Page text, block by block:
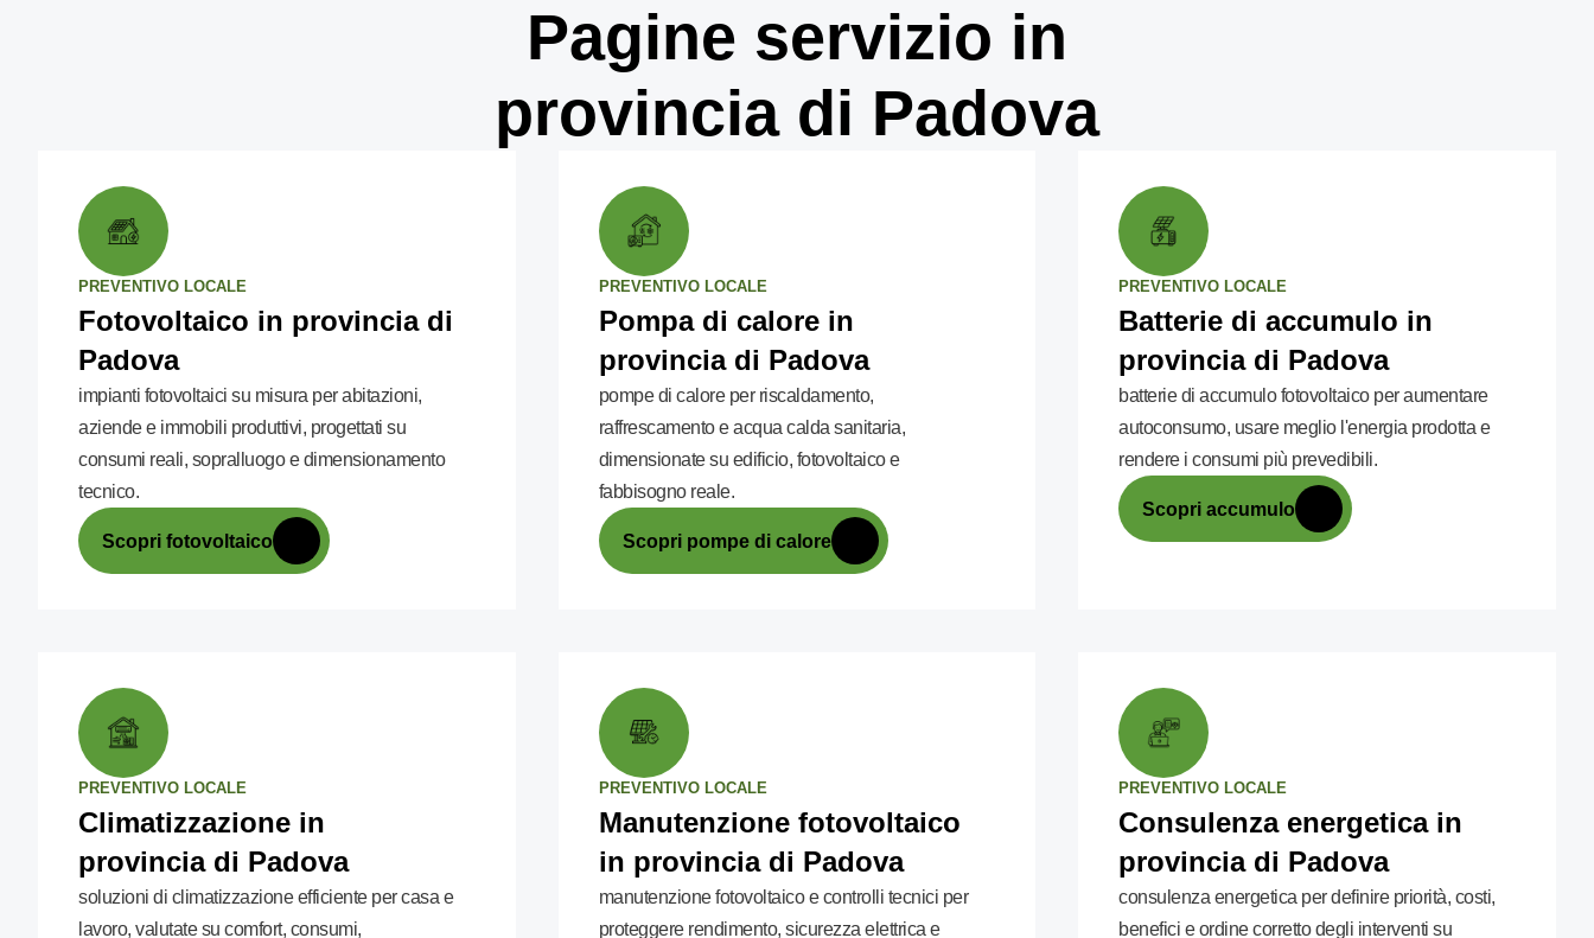
Pagine servizio in
provincia di Padova
PREVENTIVO LOCALE
Fotovoltaico in provincia di
Padova
impianti fotovoltaici su misura per abitazioni,
aziende e immobili produttivi, progettati su
consumi reali, sopralluogo e dimensionamento
tecnico.
Scopri fotovoltaico
PREVENTIVO LOCALE
Pompa di calore in
provincia di Padova
pompe di calore per riscaldamento,
raffrescamento e acqua calda sanitaria,
dimensionate su edificio, fotovoltaico e
fabbisogno reale.
Scopri pompe di calore
PREVENTIVO LOCALE
Batterie di accumulo in
provincia di Padova
batterie di accumulo fotovoltaico per aumentare
autoconsumo, usare meglio l'energia prodotta e
rendere i consumi più prevedibili.
Scopri accumulo
PREVENTIVO LOCALE
Climatizzazione in
provincia di Padova
soluzioni di climatizzazione efficiente per casa e
lavoro, valutate su comfort, consumi,
PREVENTIVO LOCALE
Manutenzione fotovoltaico
in provincia di Padova
manutenzione fotovoltaico e controlli tecnici per
proteggere rendimento, sicurezza elettrica e
PREVENTIVO LOCALE
Consulenza energetica in
provincia di Padova
consulenza energetica per definire priorità, costi,
benefici e ordine corretto degli interventi su